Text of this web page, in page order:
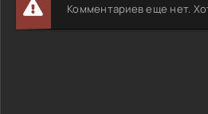
Комментариев еще нет.